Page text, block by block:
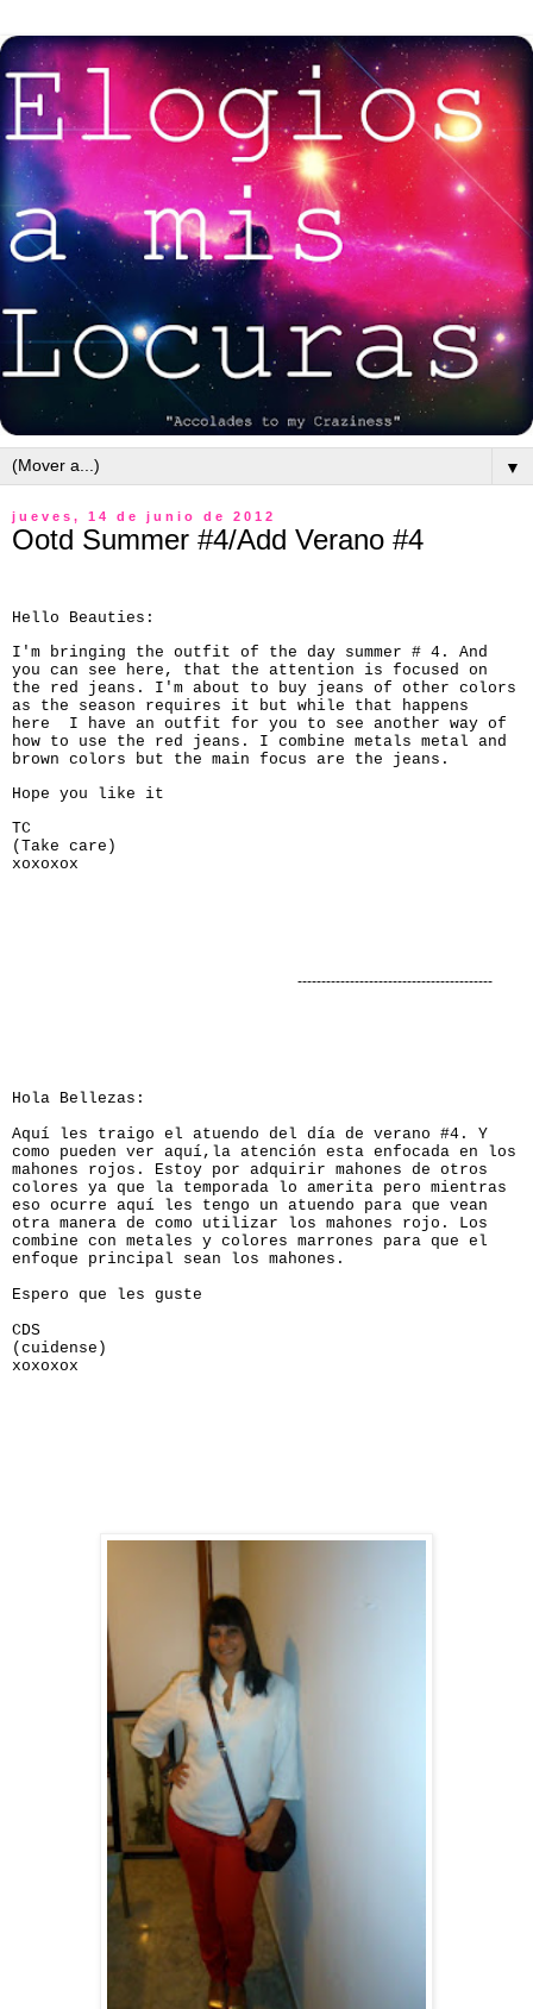
▼
jueves, 14 de junio de 2012
Ootd Summer #4/Add Verano #4
Hello Beauties:
I'm bringing the outfit of the day summer # 4. And
you can see here, that the attention is focused on
the red jeans. I'm about to buy jeans of other colors
as the season requires it but while that happens
here I have an outfit for you to see another way of
how to use the red jeans. I combine metals metal and
brown colors but the main focus are the jeans.
Hope you like it
TC
(Take care)
xoxoxox
-----------------------------------------
Hola Bellezas:
Aquí les traigo el atuendo del día de verano #4. Y
como pueden ver aquí,la atención esta enfocada en los
mahones rojos. Estoy por adquirir mahones de otros
colores ya que la temporada lo amerita pero mientras
eso ocurre aquí les tengo un atuendo para que vean
otra manera de como utilizar los mahones rojo.
Los
combine con metales y colores marrones para que el
enfoque principal sean los mahones.
Espero que les guste
CDS
(cuidense)
xoxoxox